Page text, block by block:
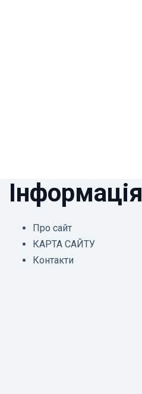
Інформація
Про сайт
КАРТА САЙТУ
Контакти